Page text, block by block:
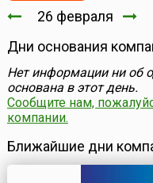
26 февраля
Дни основания
Нет информации ни об
основана в этот день.
Сообщите нам,
компании.
Ближайшие дни